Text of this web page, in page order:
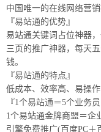
中国唯一的在线网络营
『易站通的优势』
易站通关键词占位神器
三页的推广神器，每天
钱。
『易站通的特点』
低成本、效率高、易操作
『1个易站通＝5个业务
1个易站通金牌商盟＝企
引擎免费推广(百度PC＋